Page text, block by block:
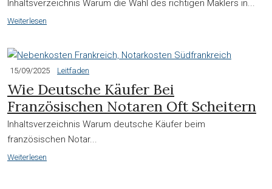
Inhaltsverzeichnis Warum die Wahl des richtigen Maklers in...
Weiterlesen
15/09/2025 Leitfaden
Wie Deutsche Käufer Bei
Französischen Notaren Oft Scheitern
Inhaltsverzeichnis Warum deutsche Käufer beim
französischen Notar...
Weiterlesen